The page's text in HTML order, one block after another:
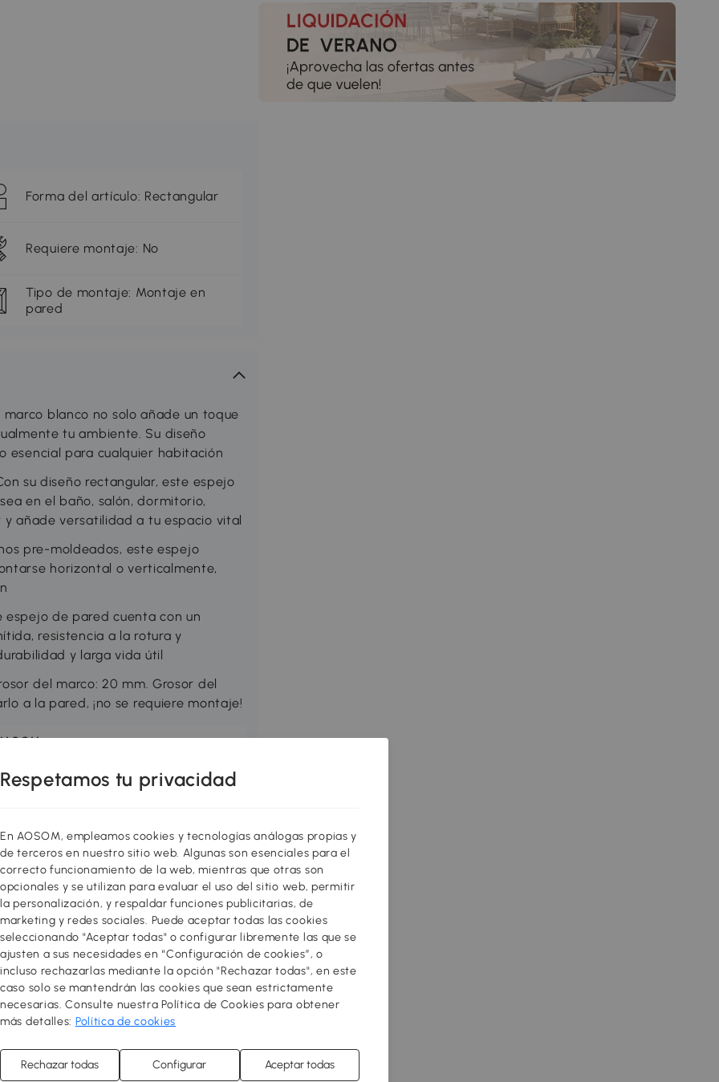
Forma del artículo: Rectangular
Requiere montaje: No
Tipo de montaje: Montaje en
pared
marco blanco no solo añade un toque
tu ambiente. Su diseño
esencial para cualquier habitación
su diseño rectangular, este espejo
en el baño, salón, dormitorio,
añade versatilidad a tu espacio vital
pre-moldeados, este espejo
horizontal o verticalmente,
espejo de pared cuenta con un
resistencia a la rotura y
y larga vida útil
del marco: 20 mm. Grosor del
a la pared, ¡no se requiere montaje!
829V86WT
Respetamos tu privacidad
En AOSOM, empleamos cookies y tecnologías análogas propias y
de terceros en nuestro sitio web. Algunas son esenciales para el
correcto funcionamiento de la web, mientras que otras son
opcionales y se utilizan para evaluar el uso del sitio web, permitir
la personalización, y respaldar funciones publicitarias, de
marketing y redes sociales. Puede aceptar todas las cookies
seleccionando "Aceptar todas" o configurar libremente las que se
ajusten a sus necesidades en “Configuración de cookies”, o
incluso rechazarlas mediante la opción "Rechazar todas", en este
caso solo se mantendrán las cookies que sean estrictamente
necesarias. Consulte nuestra Política de Cookies para obtener
más detalles: Política de cookies
Rechazar todas Configurar Aceptar todas